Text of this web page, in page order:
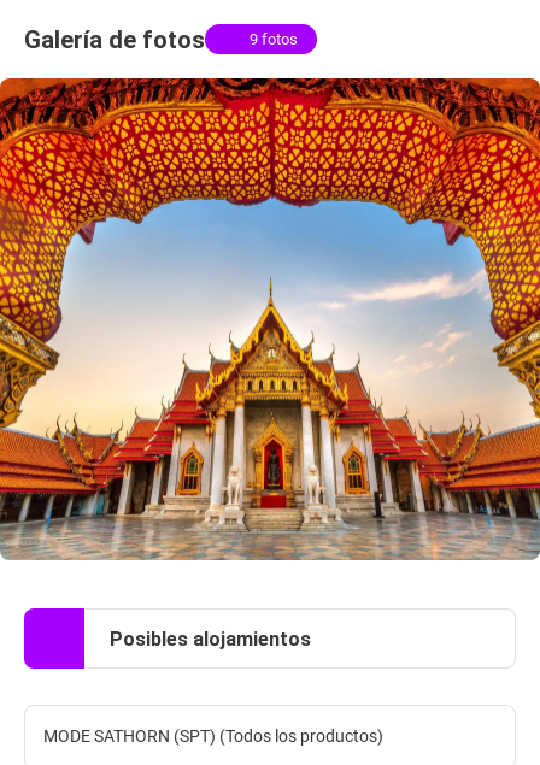
Galería de fotos 9 fotos
Posibles alojamientos
MODE SATHORN (SPT) (Todos los productos)